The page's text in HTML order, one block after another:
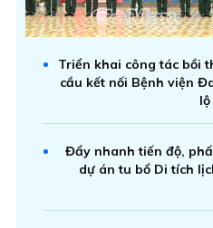
Triển khai công tác bồi
cầu kết nối Bệnh viện
lộ
Đẩy nhanh tiến độ,
dự án tu bổ Di tích